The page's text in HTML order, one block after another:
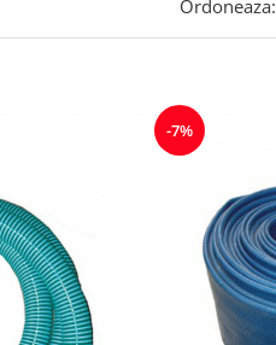
Ordoneaza:
-7%